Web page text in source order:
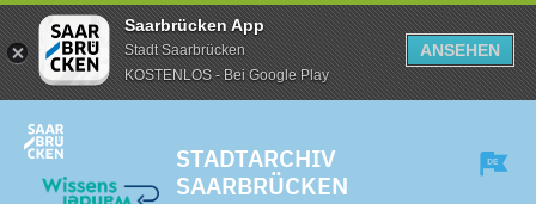
Saarbrücken App
Stadt Saarbrücken
KOSTENLOS - Bei Google Play
ANSEHEN
STADTARCHIV
SAARBRÜCKEN